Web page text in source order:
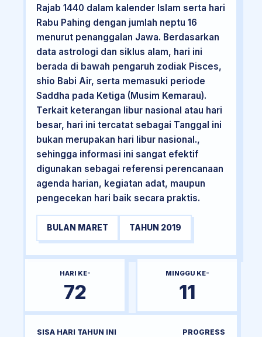
Rajab 1440 dalam kalender Islam serta hari
Rabu Pahing dengan jumlah neptu 16
menurut penanggalan Jawa. Berdasarkan
data astrologi dan siklus alam, hari ini
berada di bawah pengaruh zodiak Pisces,
shio Babi Air, serta memasuki periode
Saddha pada Ketiga (Musim Kemarau).
Terkait keterangan libur nasional atau hari
besar, hari ini tercatat sebagai Tanggal ini
bukan merupakan hari libur nasional.,
sehingga informasi ini sangat efektif
digunakan sebagai referensi perencanaan
agenda harian, kegiatan adat, maupun
pengecekan hari baik secara praktis.
BULAN MARET TAHUN 2019
HARI KE-
72
MINGGU KE-
11
SISA HARI TAHUN INI PROGRESS